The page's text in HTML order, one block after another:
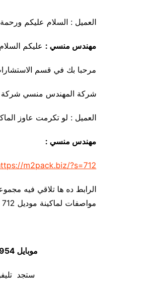
العميل : السلام عليكم ورحمة
مهندس منسي : عليكم
مرحبا بك في قسم
شركة المهندس منسي شركة
العميل : لو تكرمت عاوز
مهندس منسي :
m2pack.biz/?s=712
الرابط ده ها تلاقي فيه
مواصفات لماكينة موديل 712 ماركة المهندس منسي
موبايل 01211116954 – 01211116955 – 01211116956 – 01211116958
ستجد